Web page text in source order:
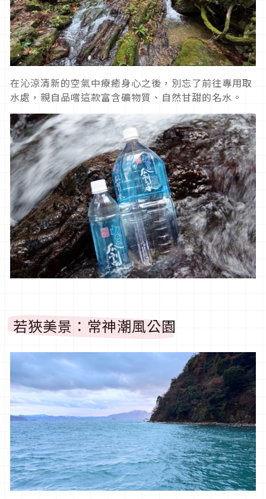
在沁涼清新的空氣中療癒身心之後，別忘了前往專用取
水處，親自品嚐這款富含礦物質、自然甘甜的名水。
若狹美景：常神潮風公園